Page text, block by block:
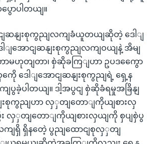
ောပါတယျ။
ငျဆနျးစုကွညျလကျခံယူတယျဆိုတဲ့ ဒေါျ
အောငျဆနျးစုကွညျလကျဝယျနဲ့ အိမျ
ာမဟုတျတာ၊ စှဲဆိုခကြျဟာ ဥပဒကွေော
ေို ဒေါျအောငျဆနျးစုကွညျရဲ့ ရှေ့န
ခဲ့ပါတယျ။ ဒါ့အပွငျ စှဲဆိုခံရမှုအခြိနျ
နျးစုကွညျဟာ လှှတျတောျကိုယျစားလှ
း လှှတျတောျကိုယျစားလှယျကို စှပျစှဲပွ
ကျရှိ ရှိနတေဲ့ ပွညျထောငျစုလှှတျ